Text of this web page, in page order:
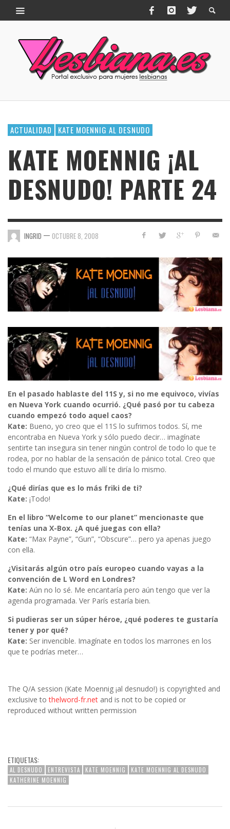
ACTUALIDAD KATE MOENNIG AL DESNUDO
KATE MOENNIG ¡AL
DESNUDO! PARTE 24
INGRID — OCTUBRE 8, 2008
En el pasado hablaste del 11S y, si no me equivoco, vivías
en Nueva York cuando ocurrió. ¿Qué pasó por tu cabeza
cuando empezó todo aquel caos?
Kate: Bueno, yo creo que el 11S lo sufrimos todos. Sí, me
encontraba en Nueva York y sólo puedo decir… imagínate
sentirte tan insegura sin tener ningún control de todo lo que te
rodea, por no hablar de la sensación de pánico total. Creo que
todo el mundo que estuvo allí te diría lo mismo.
¿Qué dirías que es lo más friki de ti?
Kate: ¡Todo!
En el libro “Welcome to our planet” mencionaste que
tenías una X-Box. ¿A qué juegas con ella?
Kate: “Max Payne”, “Gun”, “Obscure”… pero ya apenas juego
con ella.
¿Visitarás algún otro país europeo cuando vayas a la
convención de L Word en Londres?
Kate: Aún no lo sé. Me encantaría pero aún tengo que ver la
agenda programada. Ver París estaría bien.
Si pudieras ser un súper héroe, ¿qué poderes te gustaría
tener y por qué?
Kate: Ser invencible. Imagínate en todos los marrones en los
que te podrías meter…
The Q/A session (Kate Moennig ¡al desnudo!) is copyrighted and
exclusive tothelword-fr.net and is not to be copied or
reproduced without written permission
ETIQUETAS:
AL DESNUDO ENTREVISTA KATE MOENNIG
KATE MOENNIG AL DESNUDO
KATHERINE MOENNIG